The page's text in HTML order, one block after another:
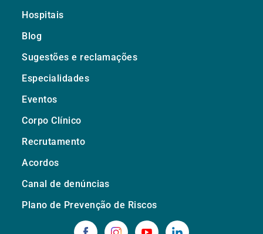
Hospitais
Blog
Sugestões e reclamações
Especialidades
Eventos
Corpo Clínico
Recrutamento
Acordos
Canal de denúncias
Plano de Prevenção de Riscos